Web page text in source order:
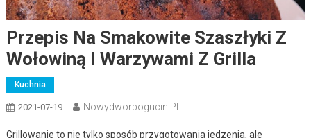
Przepis Na Smakowite Szaszłyki Z
Wołowiną I Warzywami Z Grilla
Kuchnia
2021-07-19 Nowydworbogucin.pl
Grillowanie to nie tylko sposób przygotowania jedzenia, ale